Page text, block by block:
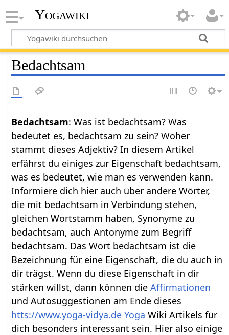
Yogawiki
Bedachtsam
Bedachtsam: Was ist bedachtsam? Was
bedeutet es, bedachtsam zu sein? Woher
stammt dieses Adjektiv? In diesem Artikel
erfährst du einiges zur Eigenschaft bedachtsam,
was es bedeutet, wie man es verwenden kann.
Informiere dich hier auch über andere Wörter,
die mit bedachtsam in Verbindung stehen,
gleichen Wortstamm haben, Synonyme zu
bedachtsam, auch Antonyme zum Begriff
bedachtsam. Das Wort bedachtsam ist die
Bezeichnung für eine Eigenschaft, die du auch in
dir trägst. Wenn du diese Eigenschaft in dir
stärken willst, dann können dieAffirmationen
und Autosuggestionen am Ende dieses
htts://www.yoga-vidya.de Yoga Wiki Artikels für
dich besonders interessant sein. Hier also einige